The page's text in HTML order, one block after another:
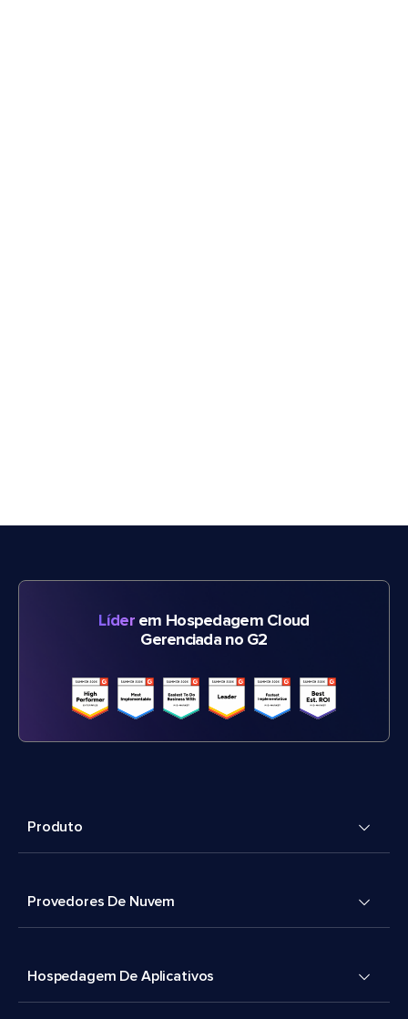
Líderem Hospedagem Cloud
Gerenciada no G2
Produto
Provedores De Nuvem
Hospedagem De Aplicativos